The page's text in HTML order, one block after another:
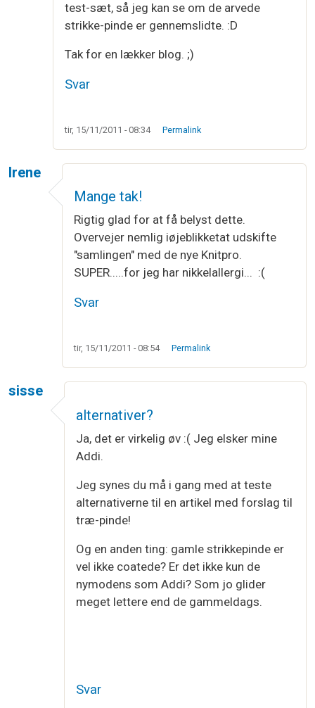
test-sæt, så jeg kan se om de arvede
strikke-pinde er gennemslidte. :D
Tak for en lækker blog. ;)
Svar
tir, 15/11/2011 - 08:34 Permalink
Irene
Mange tak!
Rigtig glad for at få belyst dette.
Overvejer nemlig iøjeblikketat udskifte
"samlingen" med de nye Knitpro.
SUPER.....for jeg har nikkelallergi... :(
Svar
tir, 15/11/2011 - 08:54 Permalink
sisse
alternativer?
Ja, det er virkelig øv :( Jeg elsker mine
Addi.
Jeg synes du må i gang med at teste
alternativerne til en artikel med forslag til
træ-pinde!
Og en anden ting: gamle strikkepinde er
vel ikke coatede? Er det ikke kun de
nymodens som Addi? Som jo glider
meget lettere end de gammeldags.
Svar